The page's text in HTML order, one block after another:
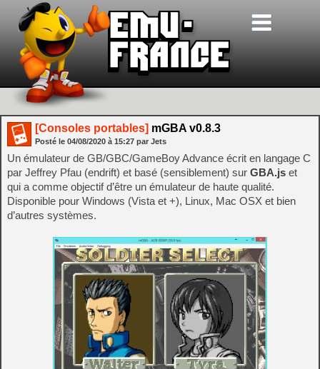
[Consoles portables] mGBA v0.8.3
Posté le 04/08/2020 à 15:27 par Jets
Un émulateur de GB/GBC/GameBoy Advance écrit en langage C
par Jeffrey Pfau (endrift) et basé (sensiblement) sur GBA.js et
qui a comme objectif d’être un émulateur de haute qualité.
Disponible pour Windows (Vista et +), Linux, Mac OSX et bien
d’autres systèmes.